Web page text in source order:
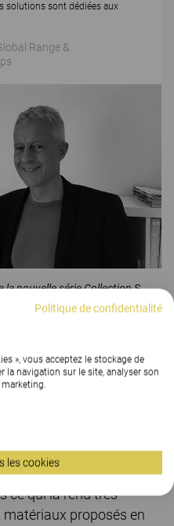
solutions sont dédiées aux
Range &
la nouvelle série Collection S
des nouvelles
le haut niveau de
accoudoirs donnent un
les designers Michael
Intelligent Design.
de sièges qui peut
de travail ou autour
propose de
ce qui la rend très
proposés en
Politique de confidentialité
», vous acceptez le stockage de
la navigation sur le site, analyser son
les cookies